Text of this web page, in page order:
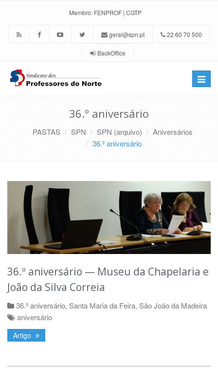
Membro: FENPROF | CGTP
geral@spn.pt 22 60 70 500
BackOffice
Toggle
36.º aniversário
PASTAS SPN SPN (arquivo)
Aniversários
36.º aniversário
36.º aniversário — Museu da Chapelaria e
João da Silva Correia
36.º aniversário, Santa Maria da Feira, São João da Madeira
aniversário
Artigo